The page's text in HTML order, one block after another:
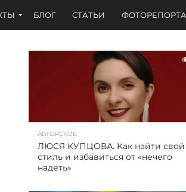
БЛОГ СТАТЬИ
АВТОРСКОЕ
ЛЮСЯ КУПЦОВА. Как найти свой
стиль и избавиться от «нечего
надеть»